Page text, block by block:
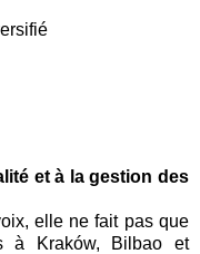
et à la gestion des
elle ne fait pas que
à Kraków, Bilbao et